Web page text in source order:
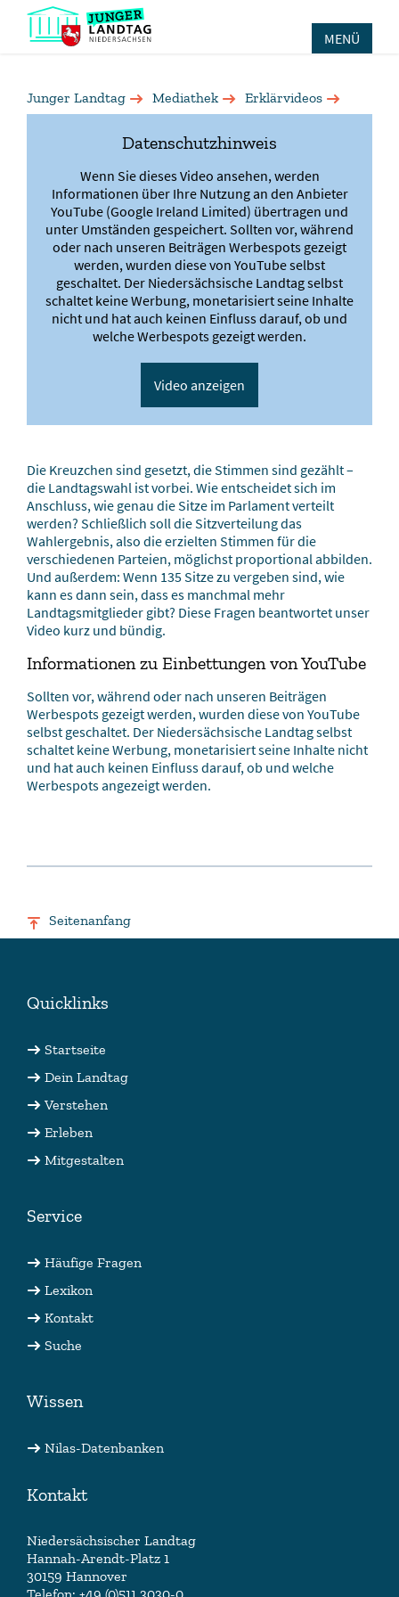
MENÜ
Junger Landtag Mediathek
Erklärvideos
Erklärvideo:
Datenschutzhinweis
Wenn Sie dieses Video ansehen, werden
Informationen über Ihre Nutzung an den Anbieter
YouTube (Google Ireland Limited) übertragen und
unter Umständen gespeichert. Sollten vor, während
oder nach unseren Beiträgen Werbespots gezeigt
werden, wurden diese von YouTube selbst
geschaltet. Der Niedersächsische Landtag selbst
schaltet keine Werbung, monetarisiert seine Inhalte
nicht und hat auch keinen Einfluss darauf, ob und
welche Werbespots gezeigt werden.
Video anzeigen
Die Kreuzchen sind gesetzt, die Stimmen sind gezählt –
die Landtagswahl ist vorbei. Wie entscheidet sich im
Anschluss, wie genau die Sitze im Parlament verteilt
werden? Schließlich soll die Sitzverteilung das
Wahlergebnis, also die erzielten Stimmen für die
verschiedenen Parteien, möglichst proportional abbilden.
Und außerdem: Wenn 135 Sitze zu vergeben sind, wie
kann es dann sein, dass es manchmal mehr
Landtagsmitglieder gibt? Diese Fragen beantwortet unser
Video kurz und bündig.
Informationen zu Einbettungen von YouTube
Sollten vor, während oder nach unseren Beiträgen
Werbespots gezeigt werden, wurden diese von YouTube
selbst geschaltet. Der Niedersächsische Landtag selbst
schaltet keine Werbung, monetarisiert seine Inhalte nicht
und hat auch keinen Einfluss darauf, ob und welche
Werbespots angezeigt werden.
Seitenanfang
Quicklinks
Startseite
Dein Landtag
Verstehen
Erleben
Mitgestalten
Service
Häufige Fragen
Lexikon
Kontakt
Suche
Wissen
Nilas-Datenbanken
Kontakt
Niedersächsischer Landtag
Hannah-Arendt-Platz 1
30159 Hannover